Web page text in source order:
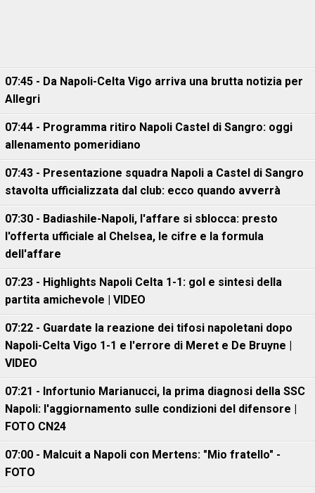
07:45 - Da Napoli-Celta Vigo arriva una brutta notizia per
Allegri
07:44 - Programma ritiro Napoli Castel di Sangro: oggi
allenamento pomeridiano
07:43 - Presentazione squadra Napoli a Castel di Sangro
stavolta ufficializzata dal club: ecco quando avverrà
07:30 - Badiashile-Napoli, l'affare si sblocca: presto
l'offerta ufficiale al Chelsea, le cifre e la formula
dell'affare
07:23 - Highlights Napoli Celta 1-1: gol e sintesi della
partita amichevole | VIDEO
07:22 - Guardate la reazione dei tifosi napoletani dopo
Napoli-Celta Vigo 1-1 e l'errore di Meret e De Bruyne |
VIDEO
07:21 - Infortunio Marianucci, la prima diagnosi della SSC
Napoli: l'aggiornamento sulle condizioni del difensore |
FOTO CN24
07:00 - Malcuit a Napoli con Mertens: "Mio fratello" -
FOTO